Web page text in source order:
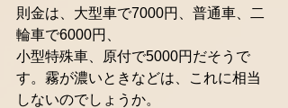
則金は、大型車で7000円、普通車、二
輪車で6000円、
小型特殊車、原付で5000円だそうで
す。霧が濃いときなどは、これに相当
しないのでしょうか。